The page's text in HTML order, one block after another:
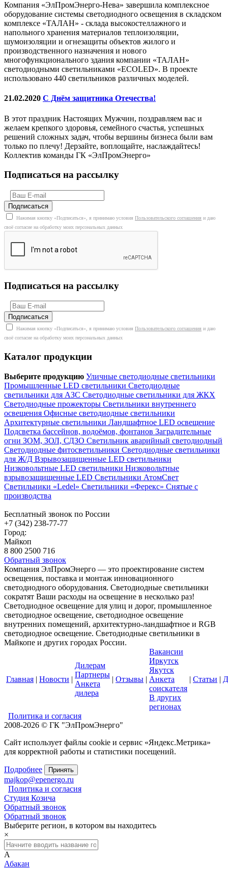
Компания «ЭлПромЭнерго-Нева» завершила комплексное
оборудование системы светодиодного освещения в складском
комплексе «ТАЛАН» - склада высокостеллажного и
напольного хранения материалов теплоизоляции,
шумоизоляции и огнезащиты объектов жилого и
производственного назначения и нового
многофункционального здания компании «ТАЛАН»
светодиодными светильниками «ECOLED». В проекте
использовано 440 светильников различных моделей.
21.02.2020 С Днём защитника Отечества!
В этот праздник Настоящих Мужчин, поздравляем вас и
желаем крепкого здоровья, семейного счастья, успешных
решений сложных задач, чтобы вершины бизнеса были вам
только по плечу! Дерзайте, воплощайте, наслаждайтесь!
Коллектив команды ГК «ЭлПромЭнерго»
Подписаться на рассылку
Нажимая кнопку «Подписаться», я принимаю условия Пользовательского соглашения и даю
своё согласие на обработку моих персональных данных
Подписаться на рассылку
Нажимая кнопку «Подписаться», я принимаю условия Пользовательского соглашения и даю
своё согласие на обработку моих персональных данных
Каталог продукции
Выберите продукцию Уличные светодиодные светильники
Промышленные LED светильники Светодиодные
светильники для АЗС Светодиодные светильники для ЖКХ
Светодиодные прожекторы Светильники внутреннего
освещения Офисные светодиодные светильники
Архитектурные светильники Ландшафтное LED освещение
Подсветка бассейнов, водоёмов, фонтанов Заградительные
огни ЗОМ, ЗОЛ, СДЗО Светильник аварийный светодиодный
Светодиодные фитосветильники Светодиодные светильники
для Ж/Д Взрывозащищенные LED светильники
Низковольтные LED светильники Низковольтные
взрывозащищенные LED Светильники АтомСвет
Светильники «Ledel» Светильники «Ферекс» Снятые с
производства
Бесплатный звонок по России
+7 (342) 238-77-77
Город:
Майкоп
8 800 2500 716
Обратный звонок
Компания ЭлПромЭнерго — это проектирование систем
освещения, поставка и монтаж инновационного
светодиодного оборудования. Светодиодные светильники
сократят Ваши расходы на освещение в несколько раз!
Светодиодное освещение для улиц и дорог, промышленное
светодиодное освещение, светодиодное освещение
внутренних помещений, архитектурно-ландшафтное и RGB
светодиодное освещение. Светодиодные светильники в
Майкопе и других городах России.
Главная | Новости |
Дилерам
Партнеры
Анкета
дилера
| Отзывы |
Вакансии
Иркутск
Якутск
Анкета
соискателя
В других
регионах
| Статьи |
Политика и согласия
2008-2026 © ГК "ЭлПромЭнерго"
Сайт использует файлы cookie и сервис «Яндекс.Метрика»
для корректной работы и статистики посещений.
Подробнее Принять
majkop@epenergo.ru
Политика и согласия
Студия Козича
Обратный звонок
Обратный звонок
Выберите регион, в котором вы находитесь
×
А
Абакан